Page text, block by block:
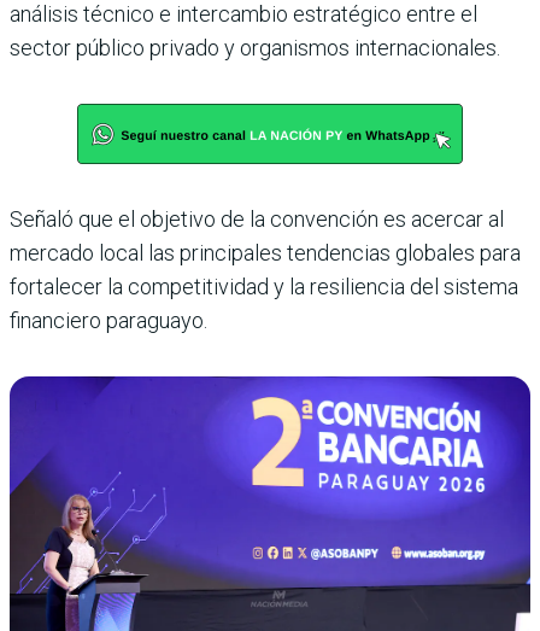
análisis técnico e intercambio estratégico entre el
sector público privado y organismos internacionales.
Señaló que el objetivo de la convención es acercar al
mercado local las principales tendencias globales para
fortalecer la competitividad y la resiliencia del sistema
financiero paraguayo.